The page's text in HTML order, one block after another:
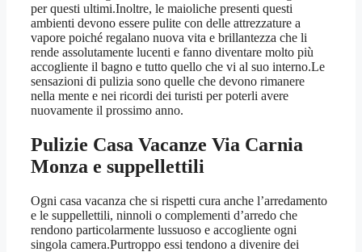
per questi ultimi.Inoltre, le maioliche presenti questi
ambienti devono essere pulite con delle attrezzature a
vapore poiché regalano nuova vita e brillantezza che li
rende assolutamente lucenti e fanno diventare molto più
accogliente il bagno e tutto quello che vi al suo interno.Le
sensazioni di pulizia sono quelle che devono rimanere
nella mente e nei ricordi dei turisti per poterli avere
nuovamente il prossimo anno.
Pulizie Casa Vacanze Via Carnia
Monza e suppellettili
Ogni casa vacanza che si rispetti cura anche l’arredamento
e le suppellettili, ninnoli o complementi d’arredo che
rendono particolarmente lussuoso e accogliente ogni
singola camera.Purtroppo essi tendono a divenire dei